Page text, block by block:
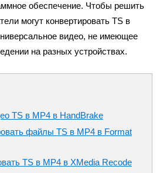
обеспечение. Чтобы решить
могут конвертировать TS в
видео, не имеющее
на разных устройствах.
TS в MP4 в HandBrake
файлы TS в MP4 в Format
TS в MP4 в XMedia Recode